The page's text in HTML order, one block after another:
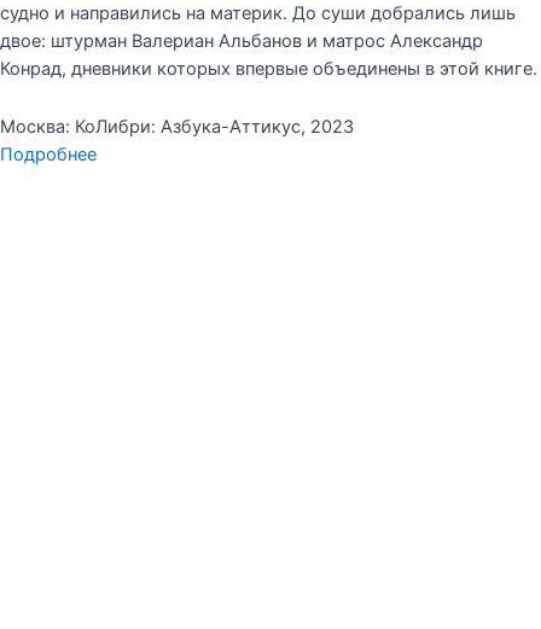
судно и направились на материк. До суши добрались лишь
двое: штурман Валериан Альбанов и матрос Александр
Конрад, дневники которых впервые объединены в этой книге.
Москва: КоЛибри: Азбука-Аттикус, 2023
Подробнее